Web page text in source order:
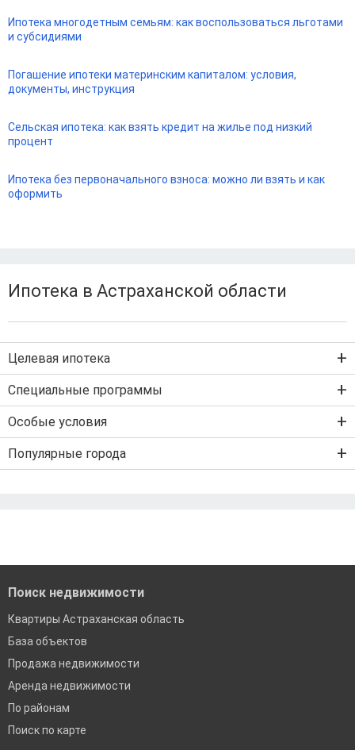
Ипотека многодетным семьям: как воспользоваться льготами
и субсидиями
Погашение ипотеки материнским капиталом: условия,
документы, инструкция
Сельская ипотека: как взять кредит на жилье под низкий
процент
Ипотека без первоначального взноса: можно ли взять и как
оформить
Ипотека в Астраханской области
Целевая ипотека
Ипотека на вторичку
Ипотека на строительство дома
IT-ипотека
Специальные программы
Военная ипотека
Рефинансирование ипотеки
Особые условия
Ипотека без первого взноса
Популярные города
Поиск недвижимости
Квартиры Астраханская область
База объектов
Продажа недвижимости
Аренда недвижимости
По районам
Поиск по карте